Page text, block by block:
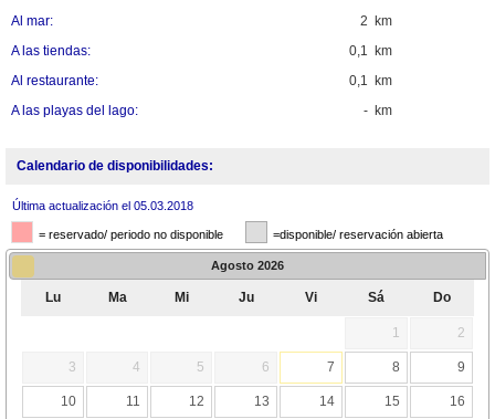
2 km
Al mar:
0,1 km
A las tiendas:
0,1 km
Al restaurante:
- km
A las playas del lago:
Calendario de disponibilidades:
Última actualización el 05.03.2018
= reservado/ periodo no disponible =disponible/ reservación abierta
Agosto 2026
Lu Ma Mi Ju Vi Sá Do
1 2
3 4 5 6 7 8 9
10 11 12 13 14 15 16